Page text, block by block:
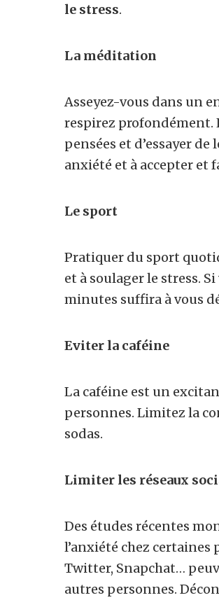
le stress.
La méditation
Asseyez-vous dans un
respirez profondément.
pensées et d’essayer
anxiété et à accepter et
Le sport
Pratiquer du sport
et à soulager le stress.
minutes suffira à vous
Eviter la caféine
La caféine est un
personnes. Limitez la
sodas.
Limiter les réseaux
Des études récentes
l’anxiété chez certaines
Twitter, Snapchat…
autres personnes.